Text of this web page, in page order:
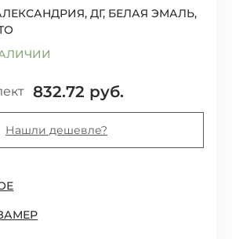
ДГ, БЕЛАЯ ЭМАЛЬ,
832.72 руб.
Нашли дешевле?